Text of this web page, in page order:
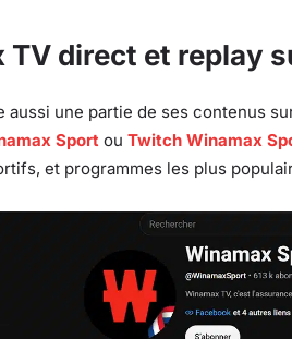
TV direct et replay
aussi une partie de ses contenus
Sport ou Twitch Winamax
et programmes les plus